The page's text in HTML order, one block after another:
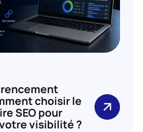
choisir le
SEO pour
visibilité ?